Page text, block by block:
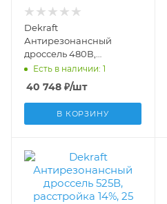
Dekraft
Антирезонансный
дроссель 480В,
расстройка 7%, 5 (0,35)
кВАр, медь ДР-101
50520DEK
Есть в наличии: 1
40 748 ₽/шт
В КОРЗИНУ